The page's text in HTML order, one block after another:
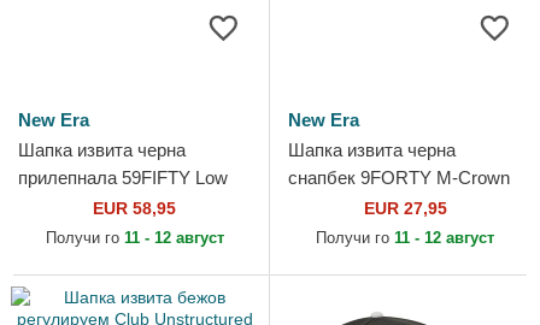
New Era
Шапка извита черна
прилепнала 59FIFTY Low
Profile Floral Cord Three
Looms Printed Corduroy на...
EUR 58,95
Получи го 11 - 12 август
New Era
Шапка извита черна
снапбек 9FORTY M-Crown
Side Script на Chicago White
Sox MLB от New Era
EUR 27,95
Получи го 11 - 12 август